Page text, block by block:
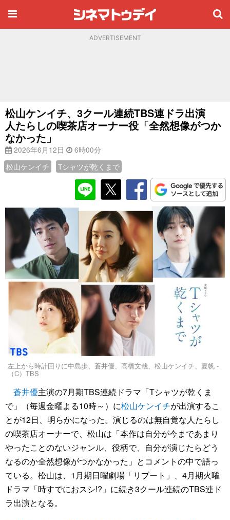
ADVERTISEMENT
松山ケンイチ、3クール連続TBS連ドラ出演
人たらしの喫茶店オーナー役「全然想像がつか
なかった」
2026年6月12日
6時00分
松山ケンイチ
Tシャツが乾くまで
左上から時計回りに中島歩、蒼井優、高橋文哉、松山ケンイチ、夏帆 -
（C）TBS
蒼井優主演の7月期TBS連続ドラマ「Tシャツが乾くま
で」（毎週金曜よる10時～）に松山ケンイチが出演するこ
とが12日、明らかになった。演じるのは無自覚な人たらし
の喫茶店オーナーで、松山は「本作は自分が今まであまり
やったことのないジャンル、役柄で、自分が演じたらどう
なるのか全然想像がつかなかった」とコメントの中で語っ
ている。松山は、1月期日曜劇場「リブート」、4月期火曜
ドラマ「時すでにおスシ!?」に続き3クール連続のTBS連ド
ラ出演となる。